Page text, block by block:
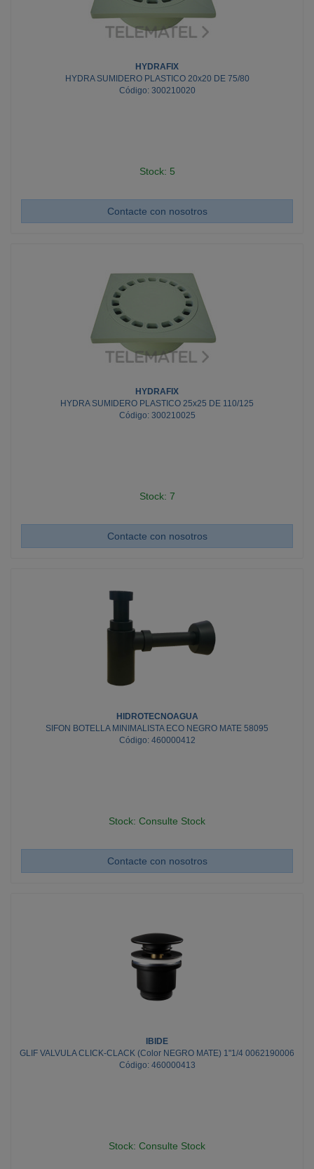
HYDRAFIX
HYDRA SUMIDERO PLASTICO 20x20 DE 75/80
Código: 300210020
Stock: 5
Contacte con nosotros
HYDRAFIX
HYDRA SUMIDERO PLASTICO 25x25 DE 110/125
Código: 300210025
Stock: 7
Contacte con nosotros
HIDROTECNOAGUA
SIFON BOTELLA MINIMALISTA ECO NEGRO MATE 58095
Código: 460000412
Stock: Consulte Stock
Contacte con nosotros
IBIDE
GLIF VALVULA CLICK-CLACK (Color NEGRO MATE) 1"1/4 0062190006
Código: 460000413
Stock: Consulte Stock